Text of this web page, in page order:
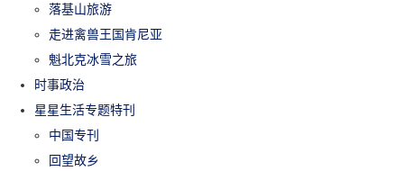
落基山旅游
走进禽兽王国肯尼亚
魁北克冰雪之旅
时事政治
星星生活专题特刊
中国专刊
回望故乡